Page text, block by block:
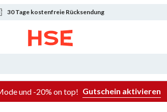
30 Tage kostenfreie Rücksendung
und -20% on top! Gutschein aktivieren